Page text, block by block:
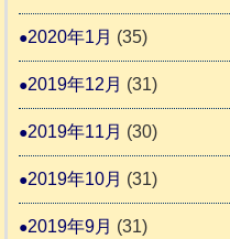
2020年1月 (35)
2019年12月 (31)
2019年11月 (30)
2019年10月 (31)
2019年9月 (31)